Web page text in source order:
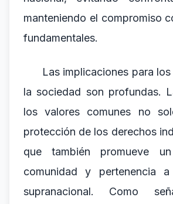
manteniendo el compromiso
fundamentales.
Las implicaciones para
la sociedad son profundas.
los valores comunes no
protección de los derechos
que también promueve
comunidad y pertenencia
supranacional. Como